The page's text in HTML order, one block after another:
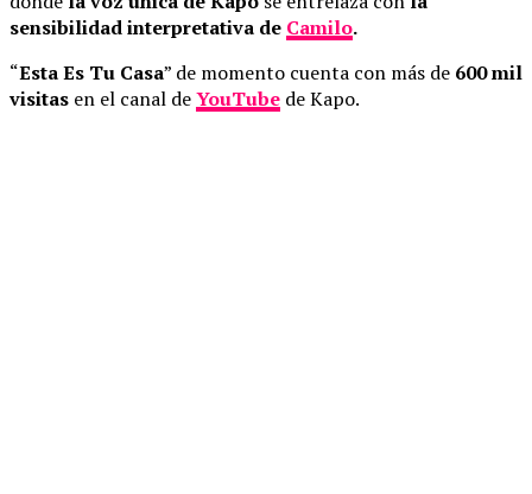
sensibilidad interpretativa de Camilo.
“Esta Es Tu Casa” de momento cuenta con más de 600 mil
visitas en el canal deYouTube de Kapo.